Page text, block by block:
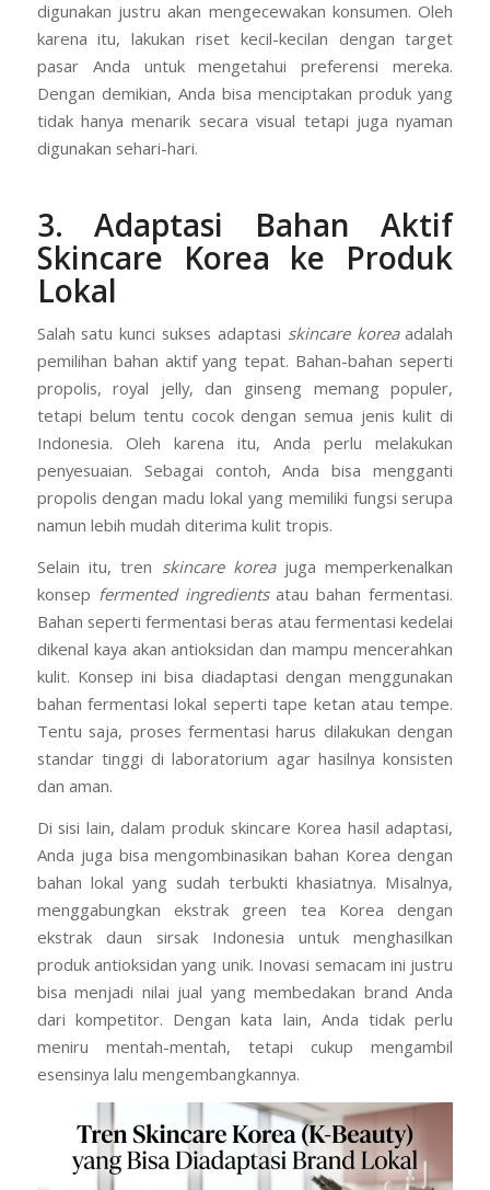
digunakan justru akan mengecewakan konsumen. Oleh
karena itu, lakukan riset kecil-kecilan dengan target
pasar Anda untuk mengetahui preferensi mereka.
Dengan demikian, Anda bisa menciptakan produk yang
tidak hanya menarik secara visual tetapi juga nyaman
digunakan sehari-hari.
3. Adaptasi Bahan Aktif
Skincare Korea ke Produk
Lokal
Salah satu kunci sukses adaptasi skincare koreaadalah
pemilihan bahan aktif yang tepat. Bahan-bahan seperti
propolis, royal jelly, dan ginseng memang populer,
tetapi belum tentu cocok dengan semua jenis kulit di
Indonesia. Oleh karena itu, Anda perlu melakukan
penyesuaian. Sebagai contoh, Anda bisa mengganti
propolis dengan madu lokal yang memiliki fungsi serupa
namun lebih mudah diterima kulit tropis.
Selain itu, tren skincare koreajuga memperkenalkan
konsep fermented ingredientsatau bahan fermentasi.
Bahan seperti fermentasi beras atau fermentasi kedelai
dikenal kaya akan antioksidan dan mampu mencerahkan
kulit. Konsep ini bisa diadaptasi dengan menggunakan
bahan fermentasi lokal seperti tape ketan atau tempe.
Tentu saja, proses fermentasi harus dilakukan dengan
standar tinggi di laboratorium agar hasilnya konsisten
dan aman.
Di sisi lain, dalam produk skincare Korea hasil adaptasi,
Anda juga bisa mengombinasikan bahan Korea dengan
bahan lokal yang sudah terbukti khasiatnya. Misalnya,
menggabungkan ekstrak green tea Korea dengan
ekstrak daun sirsak Indonesia untuk menghasilkan
produk antioksidan yang unik. Inovasi semacam ini justru
bisa menjadi nilai jual yang membedakan brand Anda
dari kompetitor. Dengan kata lain, Anda tidak perlu
meniru mentah-mentah, tetapi cukup mengambil
esensinya lalu mengembangkannya.